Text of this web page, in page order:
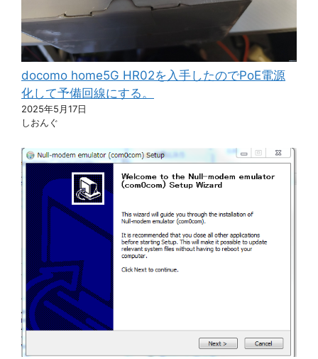
docomo home5G HR02を入手したのでPoE電源
化して予備回線にする。
2025年5月17日
しおんぐ